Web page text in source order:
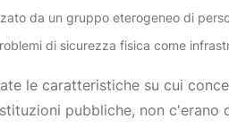
da un gruppo eterogeneo di
di sicurezza fisica come
le caratteristiche su cui
pubbliche, non